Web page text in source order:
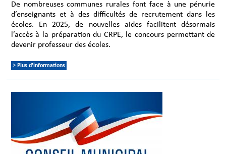
De nombreuses communes rurales font face à une pénurie
d’enseignants et à des difficultés de recrutement dans les
écoles. En 2025, de nouvelles aides facilitent désormais
l’accès à la préparation du CRPE, le concours permettant de
devenir professeur des écoles.
> Plus d'informations